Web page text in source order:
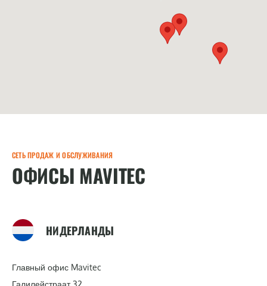
СЕТЬ ПРОДАЖ И ОБСЛУЖИВАНИЯ
ОФИСЫ MAVITEC
НИДЕРЛАНДЫ
Главный офис Mavitec
Галилейстраат 32